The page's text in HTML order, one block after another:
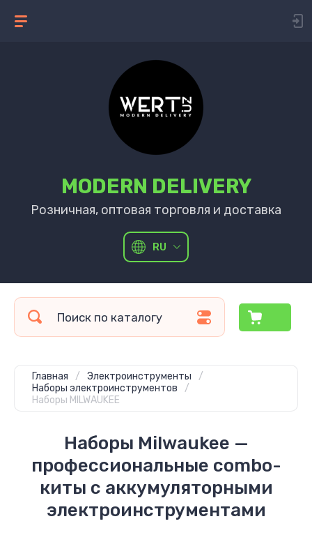
MODERN DELIVERY
Розничная, оптовая торговля и доставка
RU
Главная / Электроинструменты
/
Наборы электроинструментов
/
Наборы MILWAUKEE
Наборы Milwaukee —
профессиональные combo-
киты с аккумуляторными
электроинструментами